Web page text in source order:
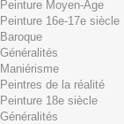
Panier (vide)
Aucun produit
Peinture Moyen-Âge
Peinture 16e-17e siècle
Baroque
Généralités
Maniérisme
Peintres de la réalité
Peinture 18e siècle
Généralités